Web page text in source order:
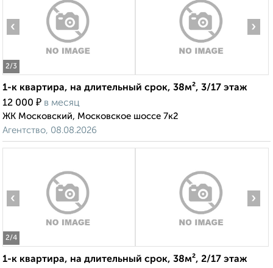
2/3
‹ ›
1-к квартира, на длительный срок, 38м², 3/17 этаж
12 000 ₽ в месяц
ЖК Московский, Московское шоссе 7к2
Агентство, 08.08.2026
2/4
‹ ›
1-к квартира, на длительный срок, 38м², 2/17 этаж